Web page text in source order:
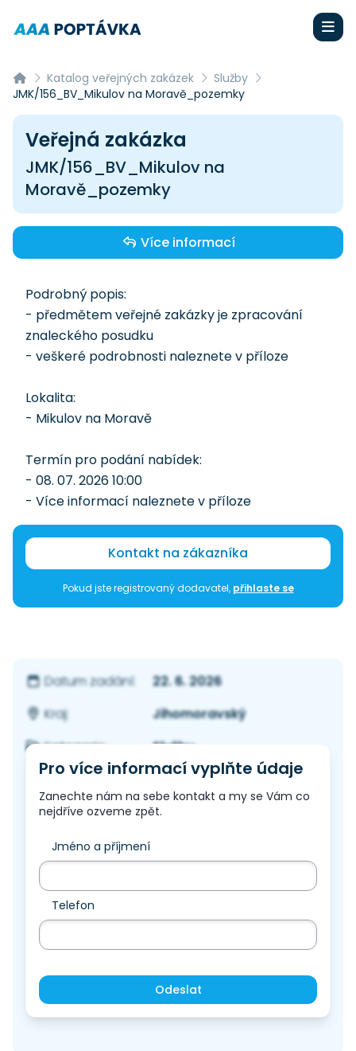
Katalog veřejných zakázek
Služby
JMK/156_BV_Mikulov na Moravě_pozemky
Veřejná zakázka
JMK/156_BV_Mikulov na
Moravě_pozemky
Více informací
Podrobný popis:
- předmětem veřejné zakázky je zpracování
znaleckého posudku
- veškeré podrobnosti naleznete v příloze
Lokalita:
- Mikulov na Moravě
Termín pro podání nabídek:
- 08. 07. 2026 10:00
- Více informací naleznete v příloze
Kontakt na zákazníka
Pokud jste registrovaný dodavatel, přihlaste se
Datum zadání:
22. 6. 2026
Kraj:
Jihomoravský
Kategorie:
Služby
Pro více informací vyplňte údaje
Zanechte nám na sebe kontakt a my se Vám co
nejdříve ozveme zpět.
Jméno a příjmení
Telefon
Odeslat